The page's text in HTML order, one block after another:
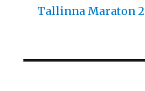
Tallinna Maraton